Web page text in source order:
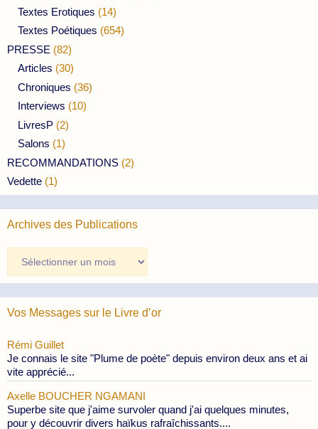
Textes Erotiques (14)
Textes Poétiques (654)
PRESSE (82)
Articles (30)
Chroniques (36)
Interviews (10)
LivresP (2)
Salons (1)
RECOMMANDATIONS (2)
Vedette (1)
Archives des Publications
des
Publications
Vos Messages sur le Livre d’or
Rémi Guillet
Je connais le site "Plume de poète" depuis environ deux ans et ai
vite apprécié...
Axelle BOUCHER NGAMANI
Superbe site que j'aime survoler quand j'ai quelques minutes,
pour y découvrir divers haïkus rafraîchissants....